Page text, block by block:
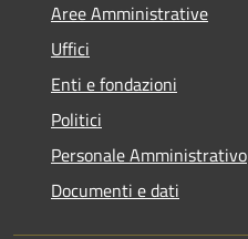
Aree Amministrative
Uffici
Enti e fondazioni
Politici
Personale Amministrativo
Documenti e dati